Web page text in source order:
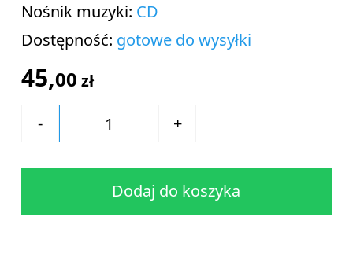
Nośnik muzyki: CD
Dostępność: gotowe do wysyłki
45,00 zł
Dodaj do koszyka